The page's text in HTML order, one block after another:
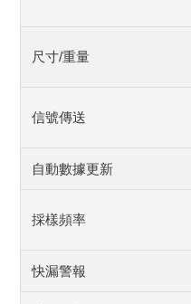
尺寸/重量
信號傳送
自動數據更新
採樣頻率
快漏警報